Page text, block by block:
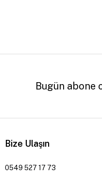
Bugün abone
Bize Ulaşın
0549 527 17 73